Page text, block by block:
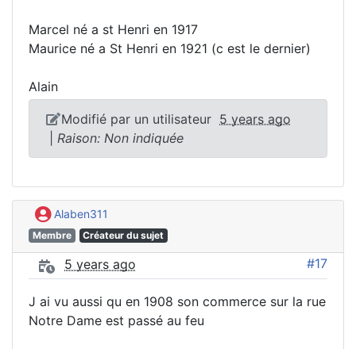
Marcel né a st Henri en 1917
Maurice né a St Henri en 1921 (c est le dernier)
Alain
Modifié par un utilisateur 5 years ago
Raison: Non indiquée
Alaben311
Membre Créateur du sujet
5 years ago #17
J ai vu aussi qu en 1908 son commerce sur la rue
Notre Dame est passé au feu